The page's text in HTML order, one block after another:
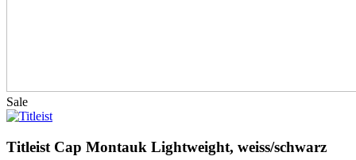
Sale
Titleist Cap Montauk Lightweight, weiss/schwarz